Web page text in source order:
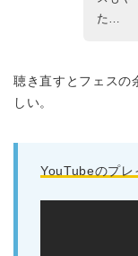
た…
聴き直すとフェスの
しい。
YouTubeのプレ